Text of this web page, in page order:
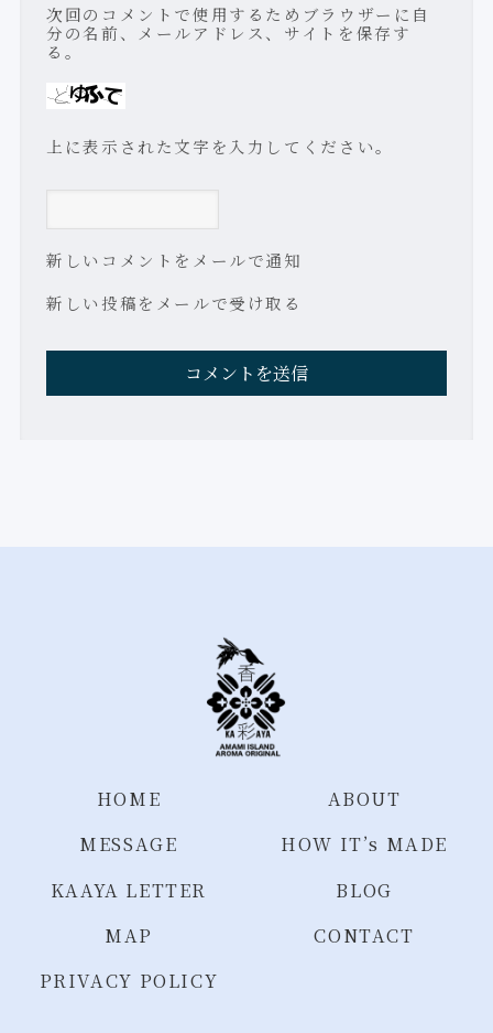
次回のコメントで使用するためブラウザーに自
分の名前、メールアドレス、サイトを保存す
る。
上に表示された文字を入力してください。
新しいコメントをメールで通知
新しい投稿をメールで受け取る
HOME
ABOUT
MESSAGE
HOW IT’s MADE
KAAYA LETTER
BLOG
MAP
CONTACT
PRIVACY POLICY